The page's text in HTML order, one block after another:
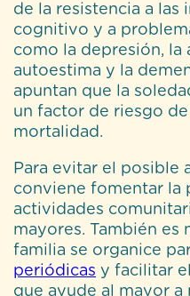
de la resistencia a las
cognitivo y a
como la depresión, la
autoestima y la
apuntan que la
un factor de riesgo
mortalidad.
Para evitar el posible
conviene fomentar la
actividades
mayores. También es
familia se organice
periódicas y facilitar
que ayude al mayor